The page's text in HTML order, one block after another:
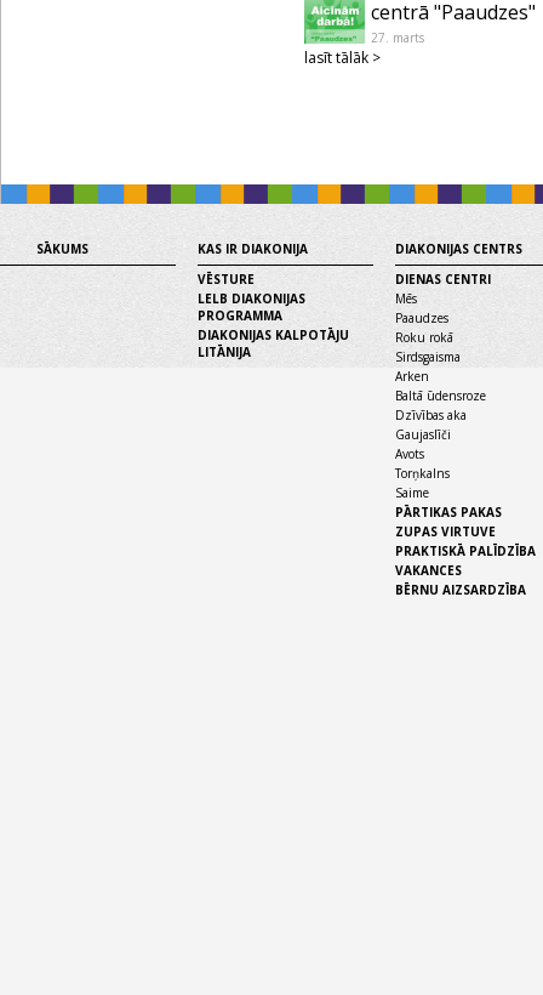
centrā "Paaudzes"
27. marts
lasīt tālāk >
SĀKUMS
KAS IR DIAKONIJA
VĒSTURE
LELB DIAKONIJAS
PROGRAMMA
DIAKONIJAS KALPOTĀJU
LITĀNIJA
DIAKONIJAS CENTRS
DIENAS CENTRI
Mēs
Paaudzes
Roku rokā
Sirdsgaisma
Arken
Baltā ūdensroze
Dzīvības aka
Gaujaslīči
Avots
Torņkalns
Saime
PĀRTIKAS PAKAS
ZUPAS VIRTUVE
PRAKTISKĀ PALĪDZĪBA
VAKANCES
BĒRNU AIZSARDZĪBA